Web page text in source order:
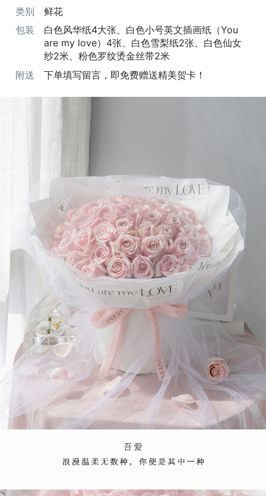
类别
鲜花
包装
白色风华纸4大张、白色小号英文插画纸（You
are my love）4张、白色雪梨纸2张、白色仙女
纱2米、粉色罗纹烫金丝带2米
附送
下单填写留言，即免费赠送精美贺卡！